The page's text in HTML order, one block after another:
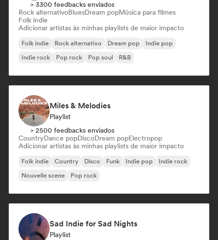
> 3300 feedbacks enviados
Rock alternativoBluesDream popMúsica para filmes
Folk indie
Adicionar artistas às minhas playlists de maior impacto
Folk indie Rock alternativo Dream pop
Indie pop
Indie rock
Pop rock Pop soul R&B
Miles & Melodies
Playlist
> 2500 feedbacks enviados
CountryDance popDiscoDream popElectropop
Adicionar artistas às minhas playlists de maior impacto
Folk indie Country Disco Funk Indie pop
Indie rock
Nouvelle scene
Pop rock
Sad Indie for Sad Nights
Playlist